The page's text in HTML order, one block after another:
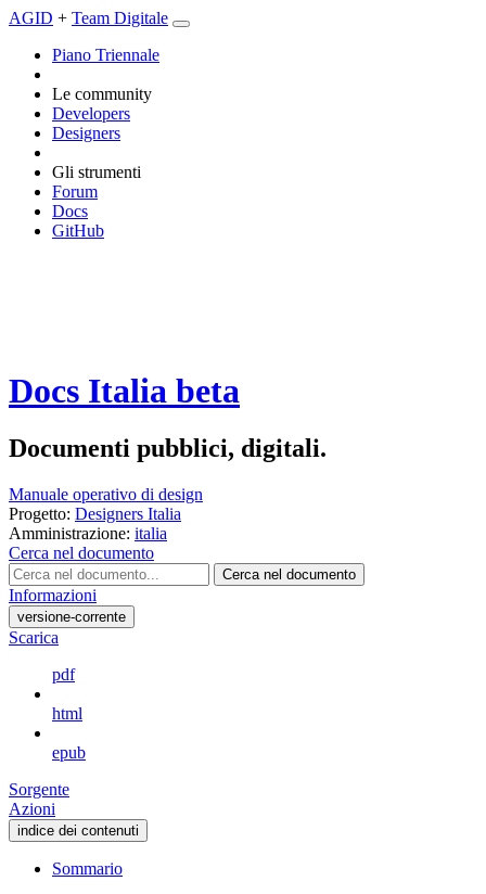
AGID + Team Digitale
Piano Triennale
Le community
Developers
Designers
Gli strumenti
Forum
Docs
GitHub
Docs Italia beta
Documenti pubblici, digitali.
Manuale operativo di design
Progetto: Designers Italia
Amministrazione: italia
Cerca nel documento
Cerca nel documento
Informazioni
versione-corrente
Scarica
pdf
html
epub
Sorgente
Azioni
indice dei contenuti
Sommario